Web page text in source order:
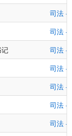
司法 -
司法 -
司法 -
司法 -
司法 -
司法 -
司法 -